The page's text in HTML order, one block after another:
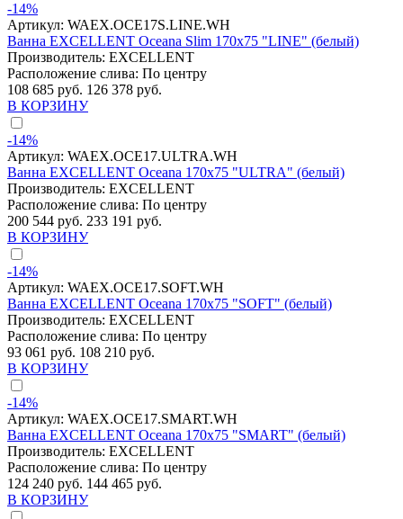
-14%
Артикул: WAEX.OCE17S.LINE.WH
Ванна EXCELLENT Oceana Slim 170x75 "LINE" (белый)
Производитель: EXCELLENT
Расположение слива: По центру
108 685 руб. 126 378 руб.
В КОРЗИНУ
-14%
Артикул: WAEX.OCE17.ULTRA.WH
Ванна EXCELLENT Oceana 170x75 "ULTRA" (белый)
Производитель: EXCELLENT
Расположение слива: По центру
200 544 руб. 233 191 руб.
В КОРЗИНУ
-14%
Артикул: WAEX.OCE17.SOFT.WH
Ванна EXCELLENT Oceana 170x75 "SOFT" (белый)
Производитель: EXCELLENT
Расположение слива: По центру
93 061 руб. 108 210 руб.
В КОРЗИНУ
-14%
Артикул: WAEX.OCE17.SMART.WH
Ванна EXCELLENT Oceana 170x75 "SMART" (белый)
Производитель: EXCELLENT
Расположение слива: По центру
124 240 руб. 144 465 руб.
В КОРЗИНУ